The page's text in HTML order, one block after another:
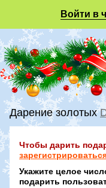
Войти в
Дарение золотых
Чтобы дарить
Укажите целое
подарить